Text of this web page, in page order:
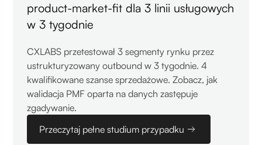
product-market-fit dla 3 linii usługowych
w 3 tygodnie
CXLABS przetestował 3 segmenty rynku przez
ustrukturyzowany outbound w 3 tygodnie. 4
kwalifikowane szanse sprzedażowe. Zobacz, jak
walidacja PMF oparta na danych zastępuje
zgadywanie.
Przeczytaj pełne studium przypadku